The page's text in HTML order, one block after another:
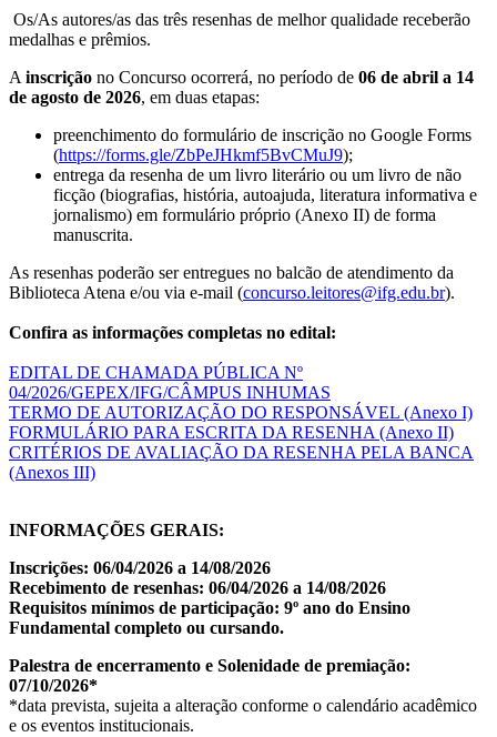
Os/As autores/as das três resenhas de melhor qualidade receberão
medalhas e prêmios.
A inscrição no Concurso ocorrerá, no período de 06 de abril a 14
de agosto de 2026, em duas etapas:
preenchimento do formulário de inscrição no Google Forms
(https://forms.gle/ZbPeJHkmf5BvCMuJ9);
entrega da resenha de um livro literário ou um livro de não
ficção (biografias, história, autoajuda, literatura informativa e
jornalismo) em formulário próprio (Anexo II) de forma
manuscrita.
As resenhas poderão ser entregues no balcão de atendimento da
Biblioteca Atena e/ou via e-mail (concurso.leitores@ifg.edu.br).
Confira as informações completas no edital:
EDITAL DE CHAMADA PÚBLICA Nº
04/2026/GEPEX/IFG/CÂMPUS INHUMAS
TERMO DE AUTORIZAÇÃO DO RESPONSÁVEL (Anexo I)
FORMULÁRIO PARA ESCRITA DA RESENHA (Anexo II)
CRITÉRIOS DE AVALIAÇÃO DA RESENHA PELA BANCA
(Anexos III)
INFORMAÇÕES GERAIS:
Inscrições: 06/04/2026 a 14/08/2026
Recebimento de resenhas: 06/04/2026 a 14/08/2026
Requisitos mínimos de participação: 9º ano do Ensino
Fundamental completo ou cursando.
Palestra de encerramento e Solenidade de premiação:
07/10/2026*
*data prevista, sujeita a alteração conforme o calendário acadêmico
e os eventos institucionais.